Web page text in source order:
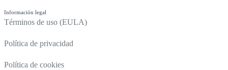
Información legal
Términos de uso (EULA)
Política de privacidad
Política de cookies